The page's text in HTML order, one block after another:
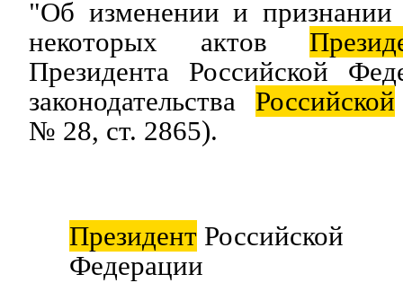
"Об изменении и признании
некоторых актов
Президента Российской
законодательства Российской
№ 28, ст. 2865).
Президент Российской
Федерации